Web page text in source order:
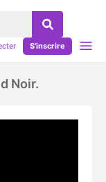
S'inscrire
Noir.